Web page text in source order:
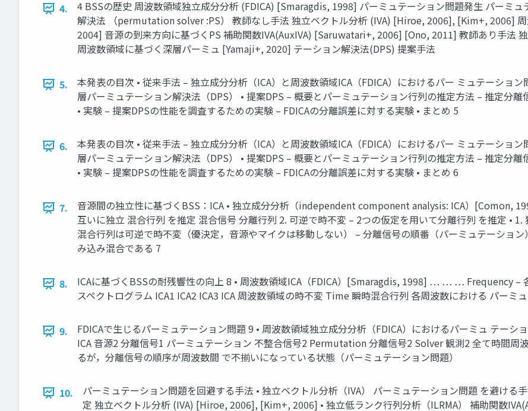
4.
4 BSSの歴史 周波数領域独立成分分析 (FDICA) [Smaragdis, 1998] パーミュテーション問題発生 パーミ
解決法 （permutation solver :PS） 教師なし手法 独立ベクトル分析 (IVA) [Hiroe, 2006], [Kim+, 2006]
2004] 音源の到来方向に基づくPS 補助関数IVA(AuxIVA) [Saruwatari+, 2006] [Ono, 2011] 教師あり手法
周波数領域に基づく深層パーミュ [Yamaji+, 2020] テーション解決法(DPS) 提案手法
5.
本発表の目次 • 従来手法 – 独立成分分析（ICA）と周波数領域ICA（FDICA）におけるパー ミュテーショ
層パーミュテーション解決法（DPS） • 提案DPS – 概要とパーミュテーション行列の推定方法 – 推定分
• 実験 – 提案DPSの性能を調査するための実験 – FDICAの分離誤差に対する実験 • まとめ 5
6.
本発表の目次 • 従来手法 – 独立成分分析（ICA）と周波数領域ICA（FDICA）におけるパー ミュテーショ
層パーミュテーション解決法（DPS） • 提案DPS – 概要とパーミュテーション行列の推定方法 – 推定分
• 実験 – 提案DPSの性能を調査するための実験 – FDICAの分離誤差に対する実験 • まとめ 6
7.
音源間の独立性に基づくBSS：ICA • 独立成分分析（independent component analysis: ICA）[Comon,
互いに独立 混合行列 を推定 混合信号 分離行列 2. 可逆で時不変 – 2つの仮定を用いて分離行列 を推定 •
混合行列は可逆で時不変（優決定，音源やマイクは移動しない） – 分離信号の順番（パーミュテーショ
み込み混合である 7
8.
ICAに基づくBSSの耐残響性の向上 8 • 周波数領域ICA（FDICA）[Smaragdis, 1998] … … … Frequency –
スペクトログラム ICA1 ICA2 ICA3 ICA 周波数領域の時不変 Time 瞬時混合行列 各周波数における パーミ
9.
FDICAで生じるパーミュテーション問題 9 • 周波数領域独立成分分析（FDICA）におけるパーミュ テーシ
ICA 音源2 分離信号1 パーミュテーション 不整合信号2 Permutation 分離信号2 Solver 観測2 全て時間周
るが，分離信号の順序が周波数間 で不揃いになっている状態（パーミュテーション問題）
10.
パーミュテーション問題を回避する手法 • 独立ベクトル分析（IVA） パーミュテーション問題 を避ける
定 独立ベクトル分析 (IVA) [Hiroe, 2006], [Kim+, 2006] • 独立低ランク行列分析（ILRMA） 補助関数